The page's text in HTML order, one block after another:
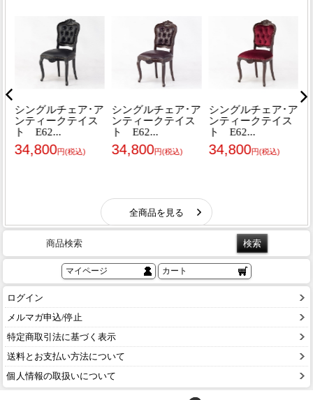
商品検索
マイページ カート
ログイン
メルマガ申込/停止
特定商取引法に基づく表示
送料とお支払い方法について
個人情報の取扱いについて